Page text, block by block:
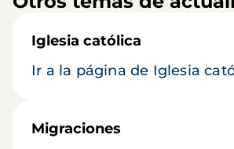
Iglesia católica
Ir a la página de Iglesia
Migraciones